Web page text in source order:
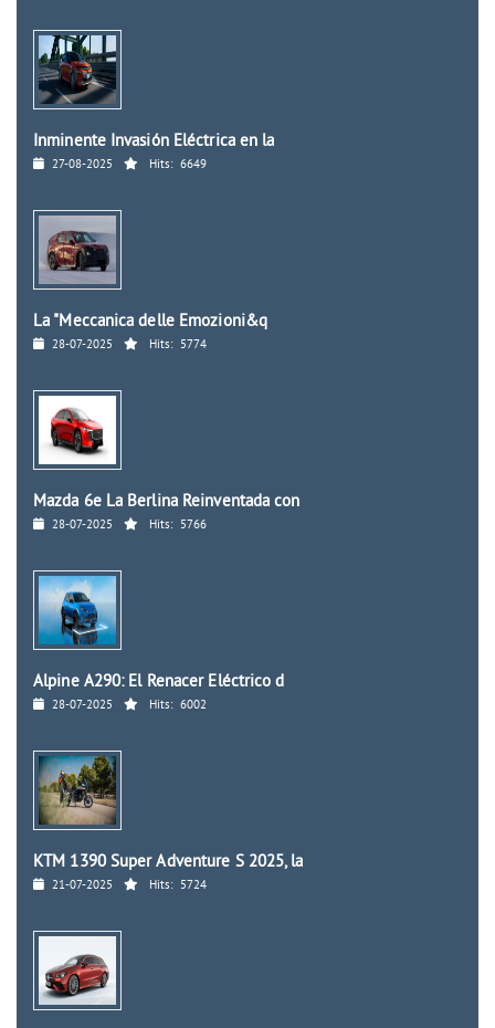
Inminente Invasión Eléctrica en la
27-08-2025 Hits: 6649
La "Meccanica delle Emozioni&q
28-07-2025 Hits: 5774
Mazda 6e La Berlina Reinventada con
28-07-2025 Hits: 5766
Alpine A290: El Renacer Eléctrico d
28-07-2025 Hits: 6002
KTM 1390 Super Adventure S 2025, la
21-07-2025 Hits: 5724